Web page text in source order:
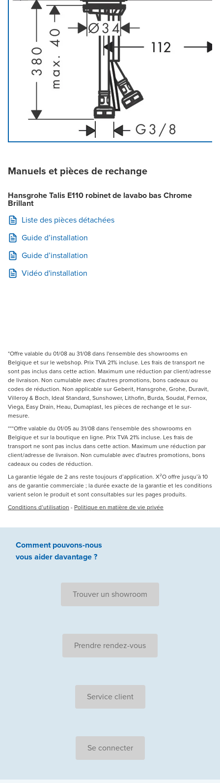
Manuels et pièces de rechange
Hansgrohe Talis E110 robinet de lavabo bas Chrome
Brillant
Liste des pièces détachées
Guide d’installation
Guide d’installation
Vidéo d'installation
*Offre valable du 01/08 au 31/08 dans l'ensemble des showrooms en
Belgique et sur le webshop. Prix TVA 21% incluse. Les frais de transport ne
sont pas inclus dans cette action. Maximum une réduction par client/adresse
de livraison. Non cumulable avec d'autres promotions, bons cadeaux ou
codes de réduction. Non applicable sur Geberit, Hansgrohe, Grohe, Duravit,
Villeroy & Boch, Ideal Standard, Sunshower, Lithofin, Burda, Soudal, Fernox,
Viega, Easy Drain, Heau, Dumaplast, les pièces de rechange et le sur-
mesure.
***Offre valable du 01/05 au 31/08 dans l'ensemble des showrooms en
Belgique et sur la boutique en ligne. Prix TVA 21% incluse. Les frais de
transport ne sont pas inclus dans cette action. Maximum une réduction par
client/adresse de livraison. Non cumulable avec d'autres promotions, bons
cadeaux ou codes de réduction.
La garantie légale de 2 ans reste toujours d’application. X²O offre jusqu’à 10
ans de garantie commerciale ; la durée exacte de la garantie et les conditions
varient selon le produit et sont consultables sur les pages produits.
Conditions d’utilisation - Politique en matière de vie privée
Comment pouvons-nous
vous aiderdavantage ?
Trouver un showroom
Prendre rendez-vous
Service client
Se connecter